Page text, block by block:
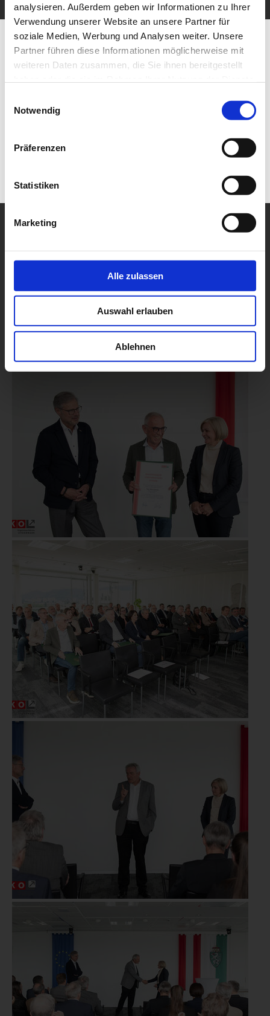
analysieren. Außerdem geben wir Informationen zu Ihrer
Verwendung unserer Website an unsere Partner für
soziale Medien, Werbung und Analysen weiter. Unsere
Partner führen diese Informationen möglicherweise mit
weiteren Daten zusammen, die Sie ihnen bereitgestellt
Notwendig
Präferenzen
Statistiken
Marketing
Alle zulassen
Auswahl erlauben
Ablehnen